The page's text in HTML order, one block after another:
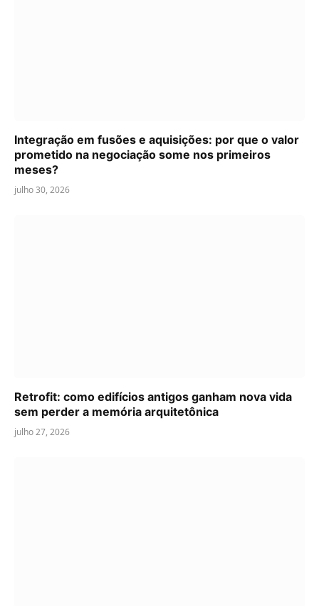
Integração em fusões e aquisições: por que o valor
prometido na negociação some nos primeiros
meses?
julho 30, 2026
Retrofit: como edifícios antigos ganham nova vida
sem perder a memória arquitetônica
julho 27, 2026